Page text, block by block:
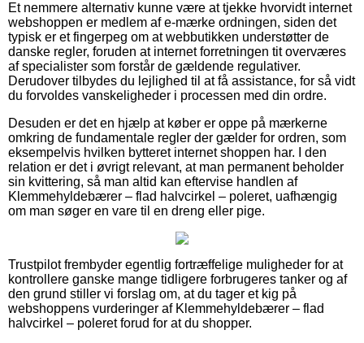
Et nemmere alternativ kunne være at tjekke hvorvidt internet
webshoppen er medlem af e-mærke ordningen, siden det
typisk er et fingerpeg om at webbutikken understøtter de
danske regler, foruden at internet forretningen tit overværes
af specialister som forstår de gældende regulativer.
Derudover tilbydes du lejlighed til at få assistance, for så vidt
du forvoldes vanskeligheder i processen med din ordre.
Desuden er det en hjælp at køber er oppe på mærkerne
omkring de fundamentale regler der gælder for ordren, som
eksempelvis hvilken bytteret internet shoppen har. I den
relation er det i øvrigt relevant, at man permanent beholder
sin kvittering, så man altid kan eftervise handlen af
Klemmehyldebærer – flad halvcirkel – poleret, uafhængig
om man søger en vare til en dreng eller pige.
Trustpilot frembyder egentlig fortræffelige muligheder for at
kontrollere ganske mange tidligere forbrugeres tanker og af
den grund stiller vi forslag om, at du tager et kig på
webshoppens vurderinger af Klemmehyldebærer – flad
halvcirkel – poleret forud for at du shopper.